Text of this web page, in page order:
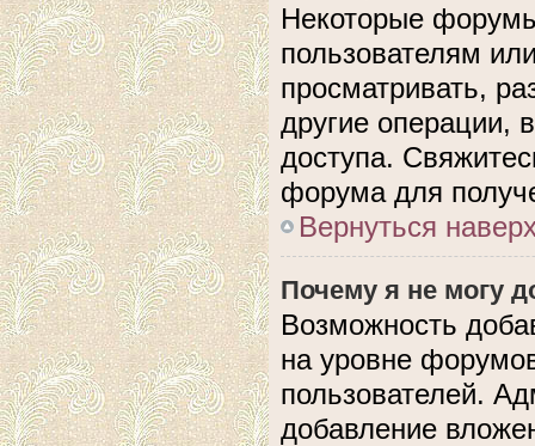
Некоторые
пользователям
просматривать,
другие операции,
доступа.
форума для
Вернуться
Почему я не могу
Возможность
на уровне
пользователей.
добавление